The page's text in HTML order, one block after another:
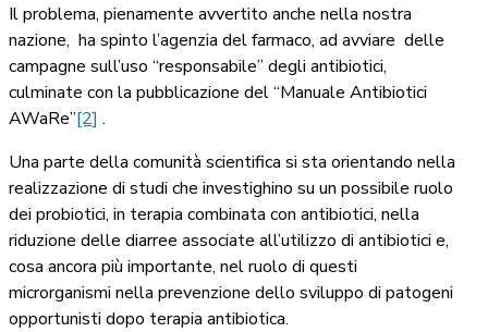
Il problema, pienamente avvertito anche nella nostra
nazione, ha spinto l’agenzia del farmaco, ad avviare delle
campagne sull’uso “responsabile” degli antibiotici,
culminate con la pubblicazione del “Manuale Antibiotici
AWaRe”[2] .
Una parte della comunità scientifica si sta orientando nella
realizzazione di studi che investighino su un possibile ruolo
dei probiotici, in terapia combinata con antibiotici, nella
riduzione delle diarree associate all’utilizzo di antibiotici e,
cosa ancora più importante, nel ruolo di questi
microrganismi nella prevenzione dello sviluppo di patogeni
opportunisti dopo terapia antibiotica.